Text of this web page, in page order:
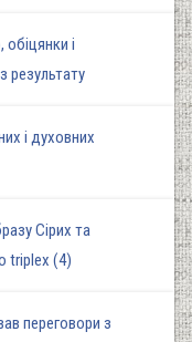
і
результату
і духовних
Сірих та
triplex (4)
переговори з